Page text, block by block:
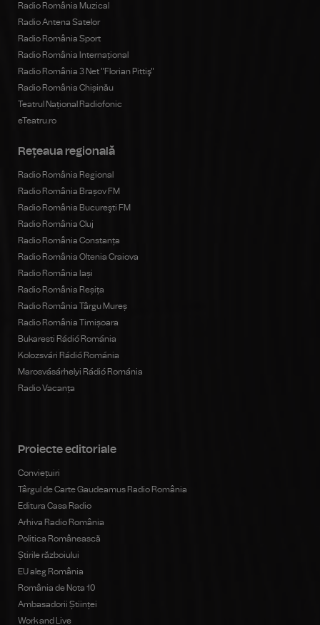
Radio România Muzical
Radio Antena Satelor
Radio România Sport
Radio România Internațional
Radio România 3 Net "Florian Pittiş"
Radio România Chișinău
Teatrul Național Radiofonic
eTeatru.ro
Rețeaua regională
Radio România Regional
Radio România Brașov FM
Radio România Bucureşti FM
Radio România Cluj
Radio România Constanța
Radio România Oltenia Craiova
Radio România Iași
Radio România Reșița
Radio România Târgu Mureș
Radio România Timișoara
Bukaresti Rádió Románia
Kolozsvári Rádió Románia
Marosvásárhelyi Rádió Románia
Radio Vacanța
Proiecte editoriale
Conviețuiri
Târgul de Carte Gaudeamus Radio România
Editura Casa Radio
Arhiva Radio România
Politica Românească
Știrile războiului
EU aleg România
România de Nota 10
Ambasadorii Științei
Work and Live